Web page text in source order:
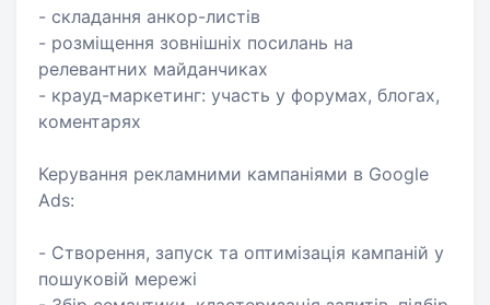
- складання анкор-листів
- розміщення зовнішніх посилань на
релевантних майданчиках
- крауд-маркетинг: участь у форумах, блогах,
коментарях
Керування рекламними кампаніями в Google
Ads:
- Створення, запуск та оптимізація кампаній у
пошуковій мережі